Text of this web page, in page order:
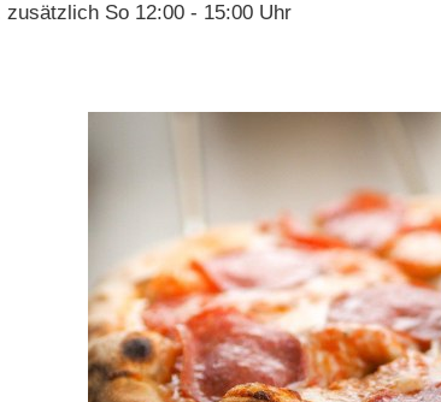
So 12:00 - 15:00 Uhr